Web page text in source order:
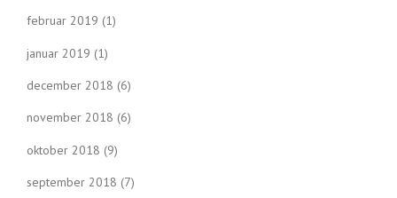
februar 2019 (1)
januar 2019 (1)
december 2018 (6)
november 2018 (6)
oktober 2018 (9)
september 2018 (7)